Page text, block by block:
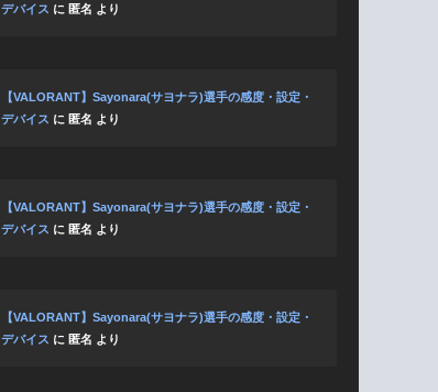
デバイス に 匿名 より
【VALORANT】Sayonara(サヨナラ)選手の感度・設定・
デバイス に 匿名 より
【VALORANT】Sayonara(サヨナラ)選手の感度・設定・
デバイス に 匿名 より
【VALORANT】Sayonara(サヨナラ)選手の感度・設定・
デバイス に 匿名 より